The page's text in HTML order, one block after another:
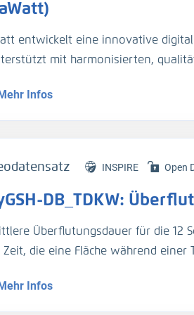
3D-HN-Modell hinsichtlich des
Für die Umrechnung der
kalibriert worden. Im
Sperrwerks genommen für die
2 Halbtiden).
entwickelt eine innovative
mit harmonisierten,
werden über
Infos
INSPIRE Open
DB_TDKW:
Überflutungsdauer für die 12
Zeit, die eine Fläche während einer
Beschreibung der
).
Infos